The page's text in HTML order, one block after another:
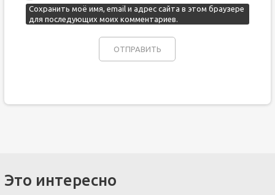
Сохранить моё имя, email и адрес сайта в этом браузере
для последующих моих комментариев.
Это интересно